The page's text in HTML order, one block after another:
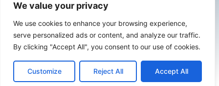
We value your privacy
We use cookies to enhance your browsing experience,
serve personalized ads or content, and analyze our traffic.
By clicking "Accept All", you consent to our use of cookies.
Customize Reject All Accept All